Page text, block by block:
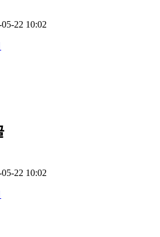
05-22 10:02
05-22 10:02